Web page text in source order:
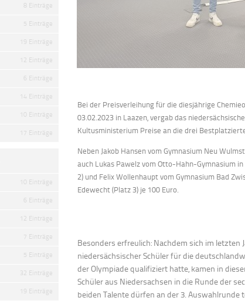
Bei der Preisverleihung für die diesjährige
03.02.2023 in Laazen, vergab das niedersächsische
Kultusministerium Preise an die drei
Neben Jakob Hansen vom Gymnasium Neu
auch Lukas Pawelz vom Otto-Hahn-Gymnasium
2) und Felix Wollenhaupt vom Gymnasium Bad
Edewecht (Platz 3) je 100 Euro.
Besonders erfreulich: Nachdem sich im letzten
niedersächsischer Schüler für die
der Olympiade qualifiziert hatte, kamen in
Schüler aus Niedersachsen in die Runde der
beiden Talente dürfen an der 3. Auswahlrunde
8 Einträge
5 Einträge
19 Einträge
12 Einträge
6 Einträge
14 Einträge
10 Einträge
17 Einträge
10 Einträge
6 Einträge
12 Einträge
7 Einträge
5 Einträge
32 Einträge
19 Einträge